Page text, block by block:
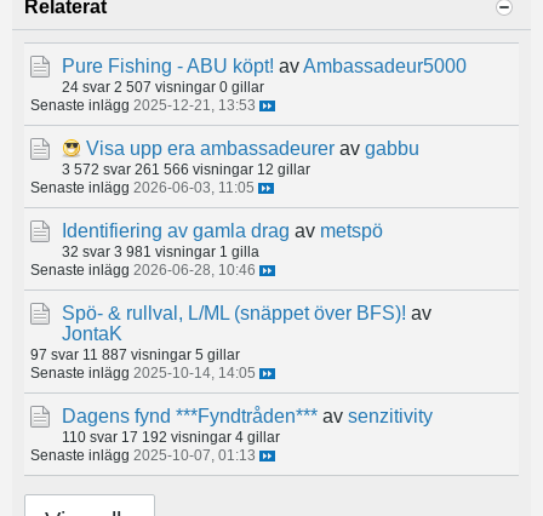
Relaterat
Pure Fishing - ABU köpt! avAmbassadeur5000
24 svar 2 507 visningar 0 gillar
Senaste inlägg 2025-12-21, 13:53
Visa upp era ambassadeurer av gabbu
3 572 svar 261 566 visningar 12 gillar
Senaste inlägg 2026-06-03, 11:05
Identifiering av gamla drag av metspö
32 svar 3 981 visningar 1 gilla
Senaste inlägg 2026-06-28, 10:46
Spö- & rullval, L/ML (snäppet över BFS)! av
JontaK
97 svar 11 887 visningar 5 gillar
Senaste inlägg 2025-10-14, 14:05
Dagens fynd ***Fyndtråden*** av senzitivity
110 svar 17 192 visningar 4 gillar
Senaste inlägg 2025-10-07, 01:13